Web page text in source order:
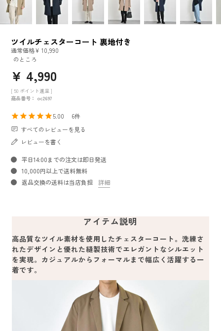
ツイルチェスターコート 裏地付き
通常価格¥ 10,990
のところ
¥ 4,990
[ 50 ポイント進呈 ]
商品番号
oc2697
5.00
6
すべてのレビューを見る
レビューを書く
平日14:00までの注文は即日発送
10,000円以上で送料無料
返品交換の送料は当店負担
詳細
アイテム説明
高品質なツイル素材を使用したチェスターコート。洗練さ
れたデザインと優れた縫製技術でエレガントなシルエット
を実現。カジュアルからフォーマルまで幅広く活躍する一
着です。